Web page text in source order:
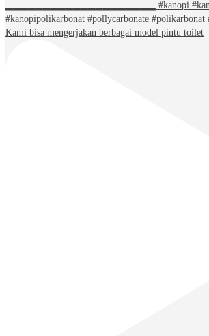
Kami bisa mengerjakan berbagai model pintu toilet